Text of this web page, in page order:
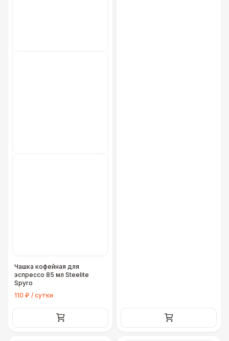
Чашка кофейная для
эспрессо 85 мл Steelite
Spyro
110 ₽ / сутки